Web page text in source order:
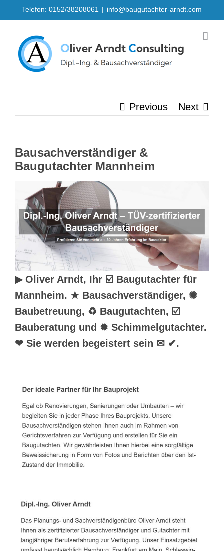
to
content
Telefon: 0152/38208061 | info@baugutachter-arndt.com
Previous Next
Bausachverständiger &
Baugutachter Mannheim
▶︎ Oliver Arndt, Ihr ☑️ Baugutachter für
Mannheim. ★ Bausachverständiger, ✺
Baubetreuung, ♻ Baugutachten, ☑️
Bauberatung und ✹ Schimmelgutachter.
❤ Sie werden begeistert sein ✉ ✔.